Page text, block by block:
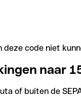
code niet
naar
of buiten de